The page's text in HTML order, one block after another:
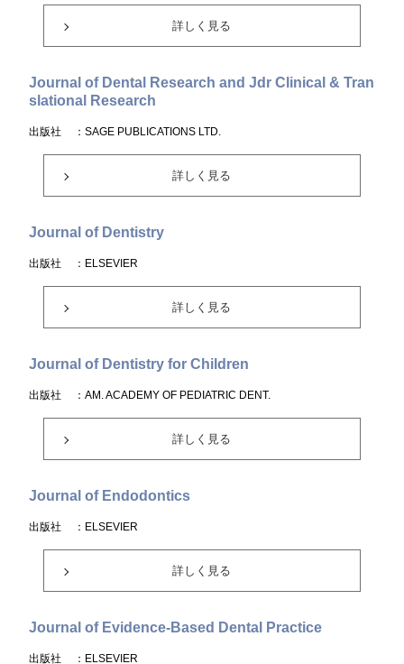
詳しく見る
Journal of Dental Research and Jdr Clinical & Tran
slational Research
出版社 ：SAGE PUBLICATIONS LTD.
詳しく見る
Journal of Dentistry
出版社 ：ELSEVIER
詳しく見る
Journal of Dentistry for Children
出版社 ：AM. ACADEMY OF PEDIATRIC DENT.
詳しく見る
Journal of Endodontics
出版社 ：ELSEVIER
詳しく見る
Journal of Evidence-Based Dental Practice
出版社 ：ELSEVIER